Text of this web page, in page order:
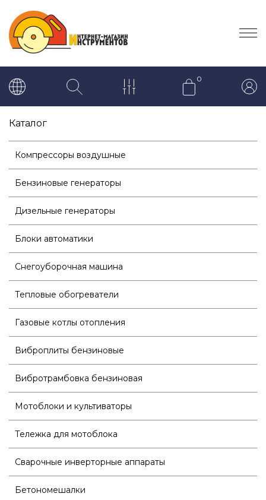
0
Каталог
Компрессоры воздушные
Бензиновые генераторы
Дизельные генераторы
Блоки автоматики
Снегоуборочная машина
Тепловые обогреватели
Газовые котлы отопления
Виброплиты бензиновые
Вибротрамбовка бензиновая
Мотоблоки и культиваторы
Тележка для мотоблока
Сварочные инверторные аппараты
Бетономешалки